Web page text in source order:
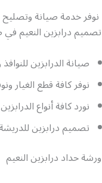
نوفر خدمة صيانة وتصليح
تصميم درابزين النعيم في
صيانة الدرابزين
نوفر كافة قطع الغيار
نورد كافة أنواع
تصميم درابزين
ورشة حداد درابزين النعيم